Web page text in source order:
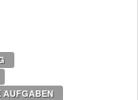
AUFGABEN